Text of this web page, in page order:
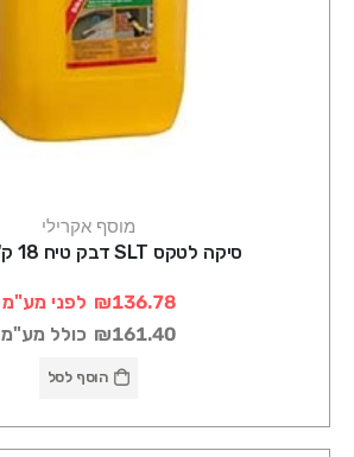
מוסף אקרילי
סיקה לטקס SLT דבק טיח 18 ק"ג גילאר
₪136.78 לפני מע"מ
₪161.40 כולל מע"מ
הוסף לסל